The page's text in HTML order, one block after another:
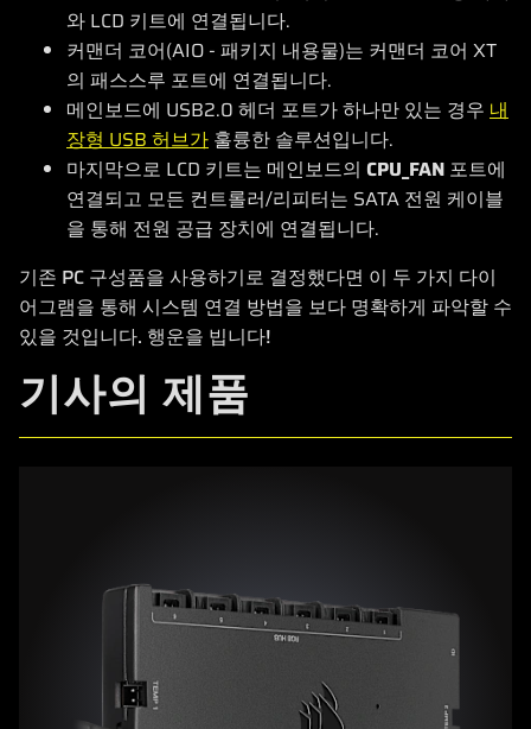
와 LCD 키트에 연결됩니다.
커맨더 코어(AIO - 패키지 내용물)는 커맨더 코어 XT
의 패스스루 포트에 연결됩니다.
메인보드에 USB2.0 헤더 포트가 하나만 있는 경우 내
장형 USB 허브가 훌륭한 솔루션입니다.
마지막으로 LCD 키트는 메인보드의 CPU_FAN 포트에
연결되고 모든 컨트롤러/리피터는 SATA 전원 케이블
을 통해 전원 공급 장치에 연결됩니다.
기존 PC 구성품을 사용하기로 결정했다면 이 두 가지 다이
어그램을 통해 시스템 연결 방법을 보다 명확하게 파악할 수
있을 것입니다. 행운을 빕니다!
기사의 제품